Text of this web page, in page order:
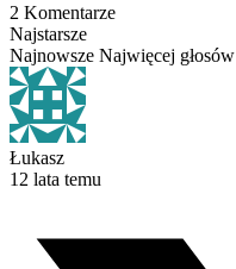
2 Komentarze
Najstarsze
Najnowsze Najwięcej głosów
Łukasz
12 lata temu